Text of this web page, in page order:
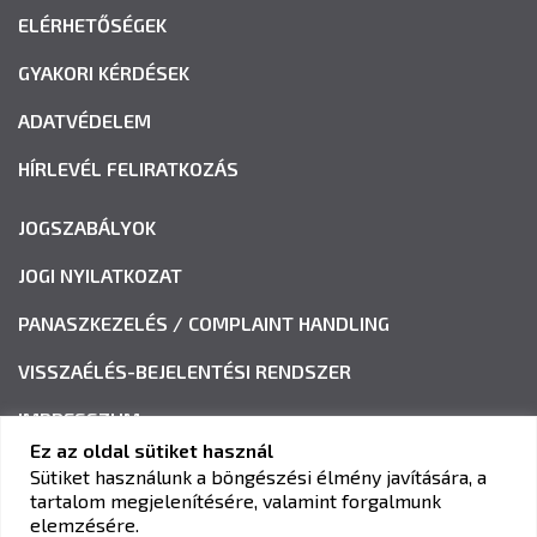
ELÉRHETŐSÉGEK
GYAKORI KÉRDÉSEK
ADATVÉDELEM
HÍRLEVÉL FELIRATKOZÁS
JOGSZABÁLYOK
JOGI NYILATKOZAT
PANASZKEZELÉS / COMPLAINT HANDLING
VISSZAÉLÉS-BEJELENTÉSI RENDSZER
IMPRESSZUM
KAV KÖZLEKEDÉSI ALKALMASSÁGI ÉS VIZSGAKÖZPONT
Ez az oldal sütiket használ
Sütiket használunk a böngészési élmény javítására, a
tartalom megjelenítésére, valamint forgalmunk
elemzésére.